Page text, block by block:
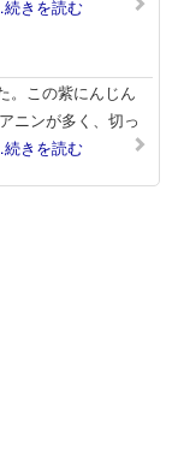
きを読む
。この紫にんじん
ニンが多く、切っ
きを読む